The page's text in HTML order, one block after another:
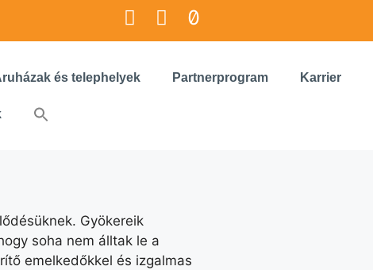
és telephelyek Partnerprogram Karrier
Gyökereik
soha nem álltak le a
emelkedőkkel és izgalmas